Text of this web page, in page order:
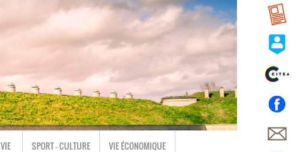
SPORT - CULTURE VIE ÉCONOMIQUE